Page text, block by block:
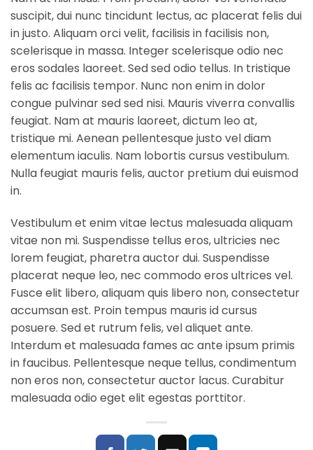
suscipit, dui nunc tincidunt lectus, ac placerat felis dui
in justo. Aliquam orci velit, facilisis in facilisis non,
scelerisque in massa. Integer scelerisque odio nec
eros sodales laoreet. Sed sed odio tellus. In tristique
felis ac facilisis tempor. Nunc non enim in dolor
congue pulvinar sed sed nisi. Mauris viverra convallis
feugiat. Nam at mauris laoreet, dictum leo at,
tristique mi. Aenean pellentesque justo vel diam
elementum iaculis. Nam lobortis cursus vestibulum.
Nulla feugiat mauris felis, auctor pretium dui euismod
in.
Vestibulum et enim vitae lectus malesuada aliquam
vitae non mi. Suspendisse tellus eros, ultricies nec
lorem feugiat, pharetra auctor dui. Suspendisse
placerat neque leo, nec commodo eros ultrices vel.
Fusce elit libero, aliquam quis libero non, consectetur
accumsan est. Proin tempus mauris id cursus
posuere. Sed et rutrum felis, vel aliquet ante.
Interdum et malesuada fames ac ante ipsum primis
in faucibus. Pellentesque neque tellus, condimentum
non eros non, consectetur auctor lacus. Curabitur
malesuada odio eget elit egestas porttitor.